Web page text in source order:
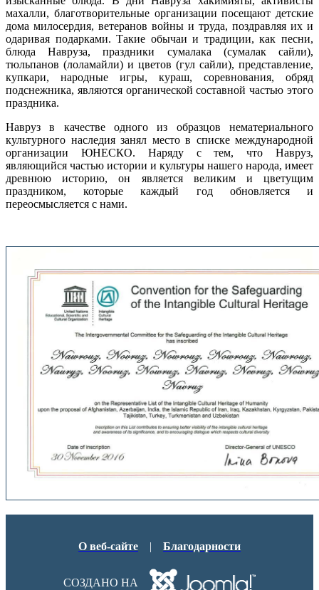
махалли, благотворительные организации посещают детские
дома милосердия, ветеранов войны и труда, поздравляя их и
одаривая подарками. Такие обычаи и традиции, как песни,
блюда Навруза, праздники сумалака (сумалак сайли),
тюльпанов (лоламайли) и цветов (гул сайли), представление,
купкари, народные игры, кураш, соревнования, обряд
подснежника, являются органической составной частью этого
праздника.
Навруз в качестве одного из образцов нематериального
культурного наследия занял место в списке международной
организации ЮНЕСКО. Наряду с тем, что Навруз,
являющийся частью истории и культуры нашего народа, имеет
древнюю историю, он является великим и цветущим
праздником, которые каждый год обновляется и
переосмысляется с нами.
О веб-сайте | Благодарности
СОЗДАНО НА